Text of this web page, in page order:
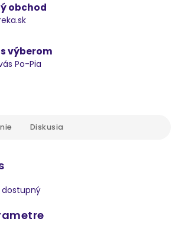
obchod
výberom
Po-Pia
Diskusia
dostupný